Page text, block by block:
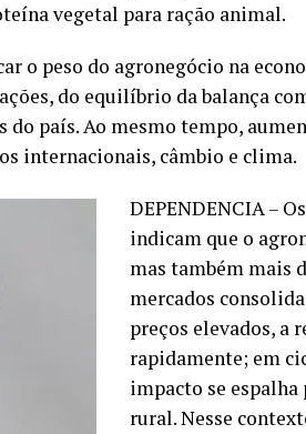
vegetal para ração animal.
o peso do agronegócio na
do equilíbrio da balança
do país. Ao mesmo tempo,
internacionais, câmbio e clima.
DEPENDENCIA –
indicam que o
mas também mais
mercados
preços elevados, a
rapidamente; em
impacto se
rural. Nesse